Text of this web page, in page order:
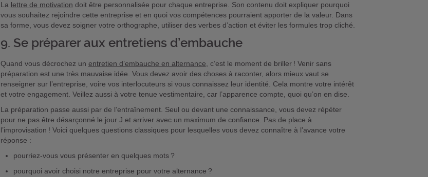
La lettre de motivation doit être personnalisée pour chaque entreprise. Son contenu doit expliquer pourquoi
vous souhaitez rejoindre cette entreprise et en quoi vos compétences pourraient apporter de la valeur. Dans
sa forme, vous devez soigner votre orthographe, utiliser des verbes d’action et éviter les formules trop cliché.
9. Se préparer aux entretiens d’embauche
Quand vous décrochez un entretien d’embauche en alternance , c’est le moment de briller ! Venir sans
préparation est une très mauvaise idée. Vous devez avoir des choses à raconter, alors mieux vaut se
renseigner sur l’entreprise, voire vos interlocuteurs si vous connaissez leur identité. Cela montre votre intérêt
et votre engagement. Veillez aussi à votre tenue vestimentaire, car l’apparence compte, quoi qu’on en dise.
La préparation passe aussi par de l’entraînement. Seul ou devant une connaissance, vous devez répéter
pour ne pas être désarçonné le jour J et arriver avec un maximum de confiance. Pas de place à
l’improvisation ! Voici quelques questions classiques pour lesquelles vous devez connaître à l’avance votre
réponse :
pourriez-vous vous présenter en quelques mots ?
pourquoi avoir choisi notre entreprise pour votre alternance ?